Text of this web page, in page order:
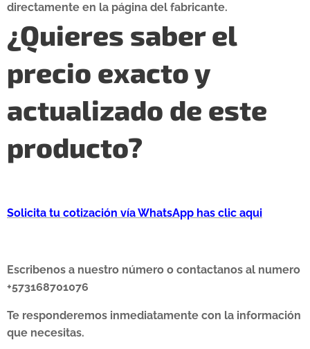
directamente en la página del fabricante.
¿Quieres saber el
precio exacto y
actualizado de este
producto?
Solicita tu cotización vía WhatsApp has clic aqui
Escribenos a nuestro número o contactanos al numero
+573168701076
Te responderemos inmediatamente con la información
que necesitas.